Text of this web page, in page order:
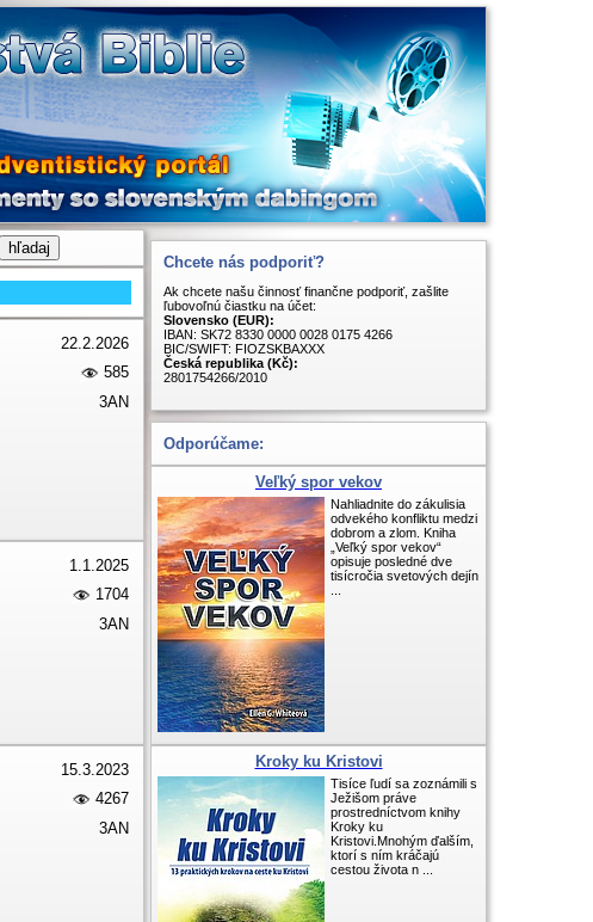
22.2.2026
585
3AN
1.1.2025
1704
3AN
15.3.2023
4267
3AN
Chcete nás podporiť?
Ak chcete našu činnosť finančne podporiť, zašlite
ľubovoľnú čiastku na účet:
Slovensko (EUR):
IBAN: SK72 8330 0000 0028 0175 4266
BIC/SWIFT: FIOZSKBAXXX
Česká republika (Kč):
2801754266/2010
Odporúčame:
Veľký spor vekov
Nahliadnite do zákulisia
odvekého konfliktu medzi
dobrom a zlom. Kniha
„Veľký spor vekov“
opisuje posledné dve
tisícročia svetových dejín
Kroky ku Kristovi
Tisíce ľudí sa zoznámili s
Ježišom práve
prostredníctvom knihy
Kroky ku
Kristovi.Mnohým ďalším,
ktorí s ním kráčajú
cestou života n ...